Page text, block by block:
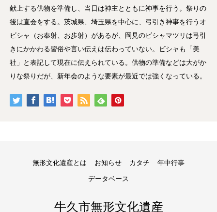
献上する供物を準備し、当日は神主とともに神事を行う。祭りの
後は直会をする。茨城県、埼玉県を中心に、弓引き神事を行うオ
ビシャ（お奉射、お歩射）があるが、岡見のビシャマツリは弓引
きにかかわる習俗や言い伝えは伝わっていない。ビシャも「美
社」と表記して現在に伝えられている。供物の準備などは大がか
りな祭りだが、新年会のような要素が最近では強くなっている。
無形文化遺産とは お知らせ カタチ 年中行事
データベース
牛久市無形文化遺産